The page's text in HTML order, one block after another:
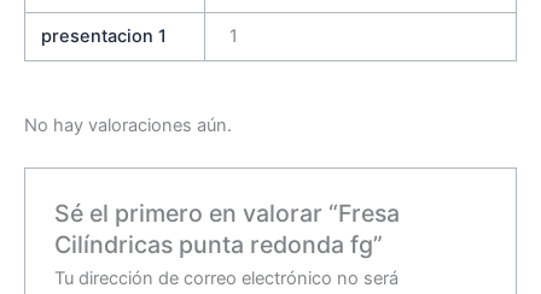
presentacion 1 1
No hay valoraciones aún.
Sé el primero en valorar “Fresa
Cilíndricas punta redonda fg”
Tu dirección de correo electrónico no será